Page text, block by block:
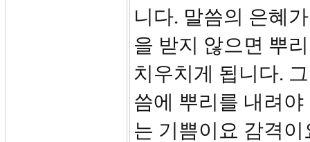
니다. 말씀의 은혜
을 받지 않으면 뿌
치우치게 됩니다.
씀에 뿌리를 내려
는 기쁨이요 감격